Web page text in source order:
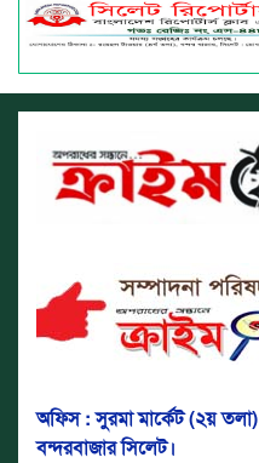
অফিস : সুরমা মার্কেট (২য় তলা)
বন্দরবাজার সিলেট।